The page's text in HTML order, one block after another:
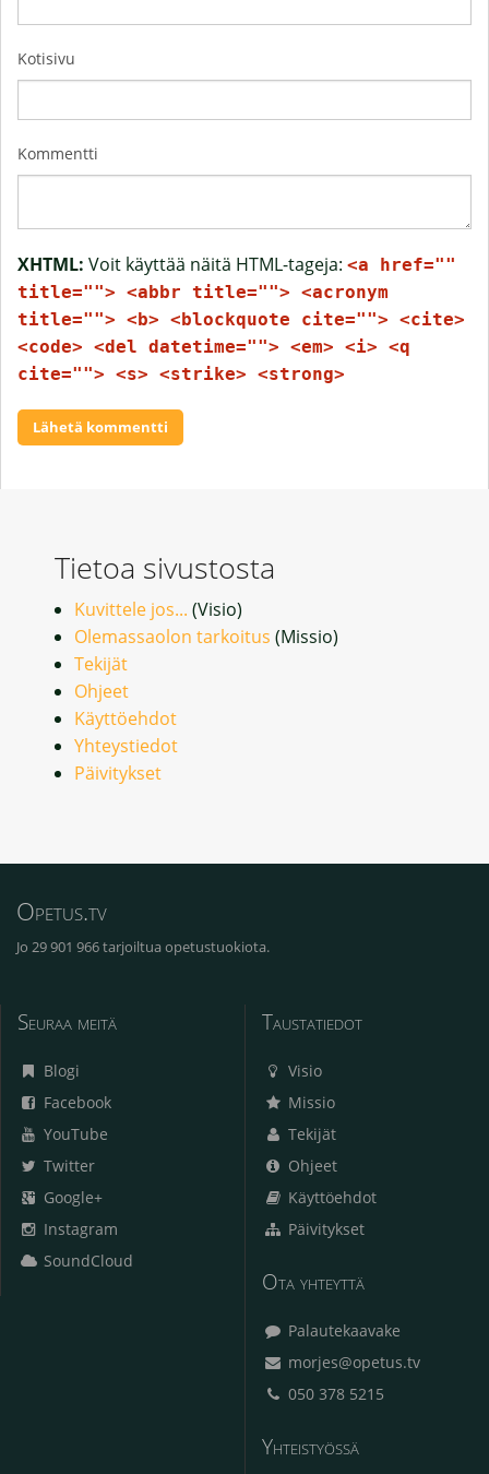
Kotisivu
Kommentti
XHTML: Voit käyttää näitä HTML-tageja: <a href=""
title=""> <abbr title=""> <acronym
title=""> <b> <blockquote cite=""> <cite>
<code> <del datetime=""> <em> <i> <q
cite=""> <s> <strike> <strong>
Tietoa sivustosta
Kuvittele jos... (Visio)
Olemassaolon tarkoitus (Missio)
Tekijät
Ohjeet
Käyttöehdot
Yhteystiedot
Päivitykset
Opetus.tv
Jo 29 901 966 tarjoiltua opetustuokiota.
Seuraa meitä
Blogi
Facebook
YouTube
Twitter
Google+
Instagram
SoundCloud
Taustatiedot
Visio
Missio
Tekijät
Ohjeet
Käyttöehdot
Päivitykset
Ota yhteyttä
Palautekaavake
morjes@opetus.tv
050 378 5215
Yhteistyössä